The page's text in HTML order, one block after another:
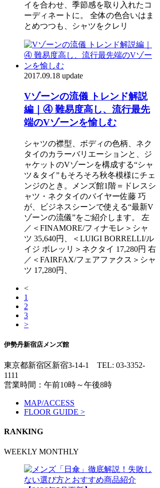
イを合わせ、季節感を取り入れたコ
ーディネートに。 全体の色合いはま
とめつつも、シャツをクレリ
2017.09.18 update
Vゾーンの流儀 トレンド解説
編｜④ 難易度高し、流行最先
端のVゾーンを愉しむ
シャツの襟型、ボディの色柄、ネク
タイのカラーバリエーションと、ジ
ャケットのVゾーンを構成する“シャ
ツ＆タイ”もそろそろ秋冬模様にチェ
ンジのとき。メンズ館1階＝ドレスシ
ャツ・ネクタイのバイヤー佐藤 巧
が、ビジネスシーンで使える“最新V
ゾーンの流儀”をご紹介します。 左
／＜FINAMORE/フィナモレ＞シャ
ツ 35,640円、＜LUIGI BORRELLI/ル
イジ ボレッリ＞ネクタイ 17,280円 右
／＜FAIRFAX/フェアファクス＞シャ
ツ 17,280円、
<
1
2
3
>
伊勢丹新宿店メンズ館
東京都新宿区新宿3-14-1 TEL: 03-3352-
1111
営業時間：午前10時～午後8時
MAP/ACCESS
FLOOR GUIDE >
RANKING
WEEKLY MONTHLY